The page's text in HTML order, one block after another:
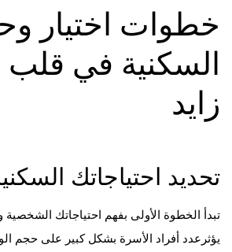
خطوات اختيار
السكنية في قلب
زايد
تحديد احتياجاتك
تبدأ الخطوة الأولى بفهم احتياجاتك الشخصية
يؤثرعدد أفراد الأسرة بشكل كبير على حجم